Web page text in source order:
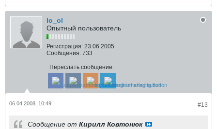
lo_ol
Опытный пользователь
Регистрация: 23.06.2005
Сообщения: 733
Переслать сообщение:
#13
06.04.2008, 10:49
Сообщение от Кирилл Ковтонюк